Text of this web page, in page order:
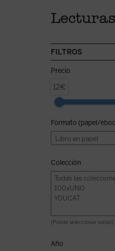
FILTROS
Precio
12€
Formato (papel/
Colección
(Puede seleccionar varias)
Año